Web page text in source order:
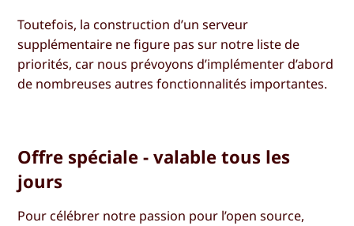
Toutefois, la construction d’un serveur
supplémentaire ne figure pas sur notre liste de
priorités, car nous prévoyons d’implémenter d’abord
de nombreuses autres fonctionnalités importantes.
Offre spéciale - valable tous les
jours
Pour célébrer notre passion pour l’open source,